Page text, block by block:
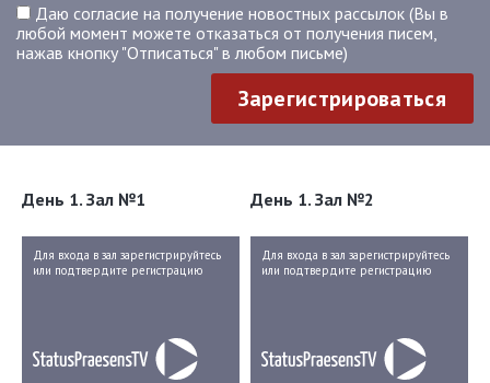
Даю согласие на получение новостных рассылок (Вы в
любой момент можете отказаться от получения писем,
нажав кнопку "Отписаться" в любом письме)
Зарегистрироваться
День 1. Зал №1
Для входа в зал зарегистрируйтесь
или подтвердите регистрацию
День 1. Зал №2
Для входа в зал зарегистрируйтесь
или подтвердите регистрацию